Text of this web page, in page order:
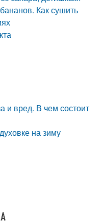
Как сушить
и вред. В чем состоит
на зиму